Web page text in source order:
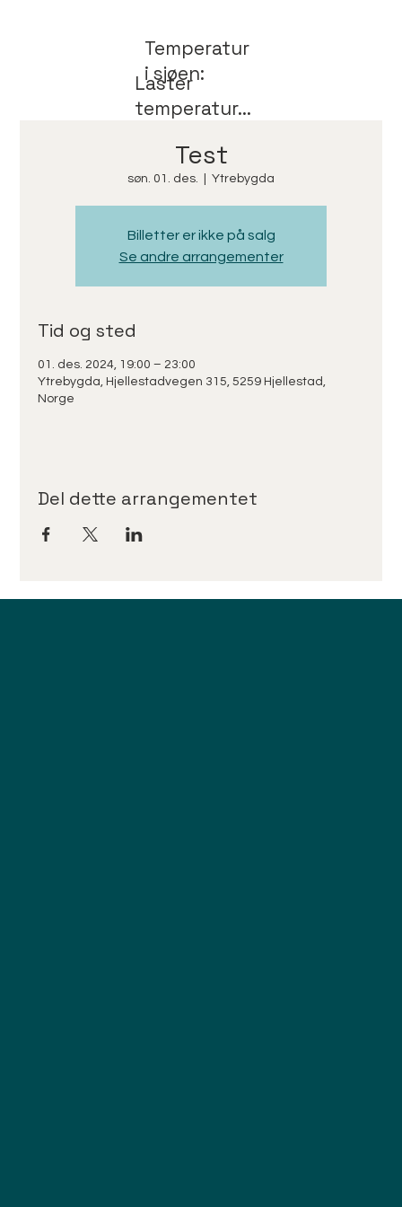
Temperatur
i sjøen:
Laster
temperatur...
Test
søn. 01. des. Ytrebygda
Billetter er ikke på salg
Se andre arrangementer
Tid og sted
01. des. 2024, 19:00 – 23:00
Ytrebygda, Hjellestadvegen 315, 5259 Hjellestad,
Norge
Del dette arrangementet